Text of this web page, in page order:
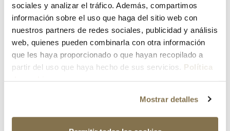
sociales y analizar el tráfico. Además, compartimos
información sobre el uso que haga del sitio web con
nuestros partners de redes sociales, publicidad y análisis
web, quienes pueden combinarla con otra información
que les haya proporcionado o que hayan recopilado a
partir del uso que haya hecho de sus servicios. Política
Mostrar detalles
¿Has olvidado tu contraseña?